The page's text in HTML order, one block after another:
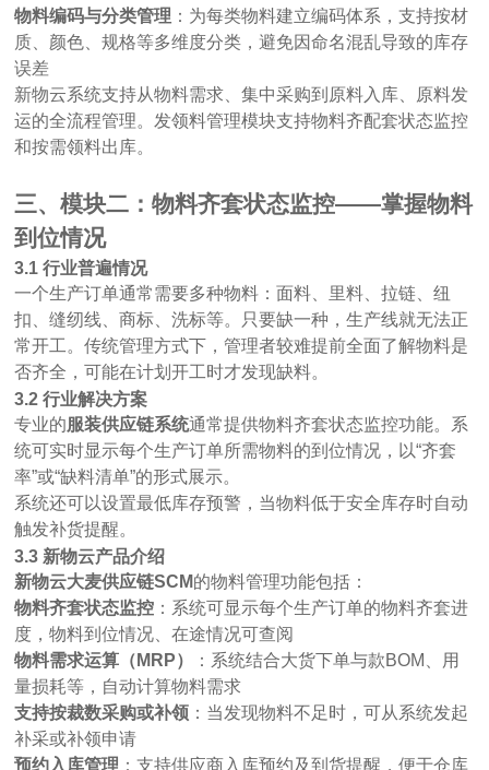
物料编码与分类管理 ：为每类物料建立编码体系，支持按材
质、颜色、规格等多维度分类，避免因命名混乱导致的库存
误差
新物云系统支持从物料需求、集中采购到原料入库、原料发
运的全流程管理。发领料管理模块支持物料齐配套状态监控
和按需领料出库。
三、模块二：物料齐套状态监控——掌握物料
到位情况
3.1 行业普遍情况
一个生产订单通常需要多种物料：面料、里料、拉链、纽
扣、缝纫线、商标、洗标等。只要缺一种，生产线就无法正
常开工。传统管理方式下，管理者较难提前全面了解物料是
否齐全，可能在计划开工时才发现缺料。
3.2 行业解决方案
专业的 服装供应链系统通常提供物料齐套状态监控功能。系
统可实时显示每个生产订单所需物料的到位情况，以“齐套
率”或“缺料清单”的形式展示。
系统还可以设置最低库存预警，当物料低于安全库存时自动
触发补货提醒。
3.3 新物云产品介绍
新物云大麦供应链SCM的物料管理功能包括：
物料齐套状态监控 ：系统可显示每个生产订单的物料齐套进
度，物料到位情况、在途情况可查阅
物料需求运算（ MRP） ：系统结合大货下单与款BOM、用
量损耗等，自动计算物料需求
支持按裁数采购或补领 ：当发现物料不足时，可从系统发起
补采或补领申请
预约入库管理 ：支持供应商入库预约及到货提醒，便于仓库